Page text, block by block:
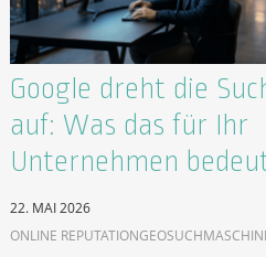
Google dreht die
auf: Was das für Ihr
Unternehmen
22. MAI 2026
ONLINE REPUTATIONGEO